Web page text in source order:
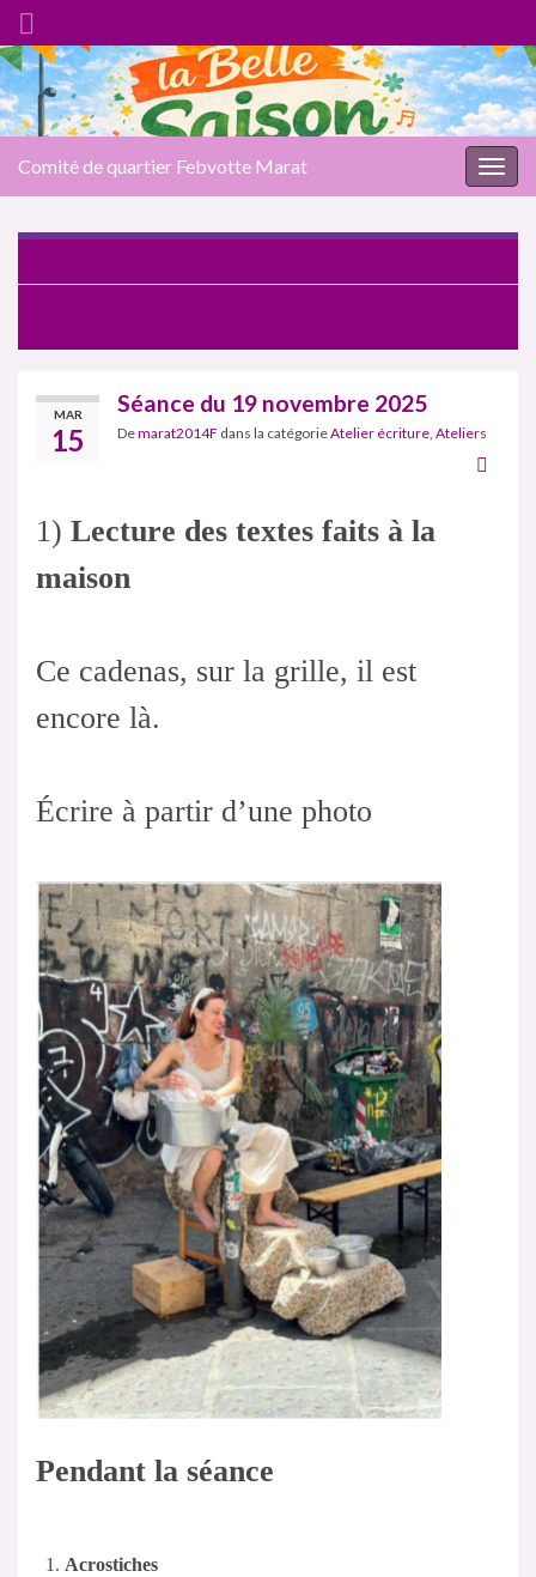
Comité de quartier Febvotte Marat
MAR
15
Séance du 19 novembre 2025
Demarat2014F dans la catégorieAtelier écriture, Ateliers
1) Lecture des textes faits à la
maison
Ce cadenas, sur la grille, il est
encore là.
Écrire à partir d’une photo
Pendant la séance
Acrostiches